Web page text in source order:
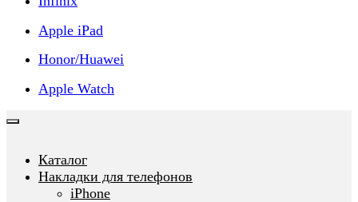
Apple iPad
Honor/Huawei
Apple Watch
Каталог
Накладки для телефонов
iPhone